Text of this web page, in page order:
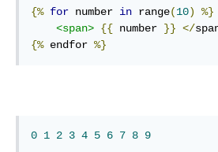
{% for number in range(10)
%}
<span> {{ number }} </
{% endfor %}
0 1 2 3 4 5 6 7 8 9